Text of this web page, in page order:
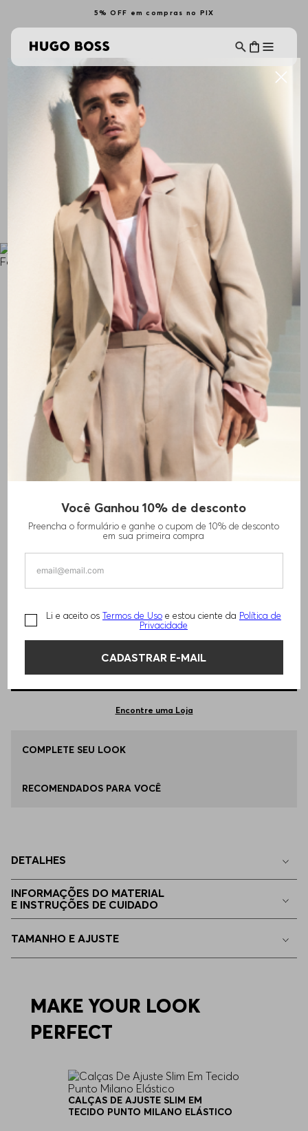
5% OFF em compras no PIX
Você Ganhou 10% de desconto
Preencha o formulário e ganhe o cupom de 10% de desconto
em sua primeira compra
Li e aceito os Termos de Uso e estou ciente da Política de
Privacidade
CADASTRAR E-MAIL
BLAZER SEM COLARINHO DE AJUSTE
REGULAR COM BOTÃO DE FERRAGENS
TAMANHO - Informações do Tamanho
Qual o seu Tamanho? Tabela de Tamanhos
36
42
40 Indisponível
44 Indisponível
46
ADICIONAR AO CARRINHO
Encontre uma Loja
COMPLETE SEU LOOK
RECOMENDADOS PARA VOCÊ
DETALHES
INFORMAÇÕES DO MATERIAL
E INSTRUÇÕES DE CUIDADO
TAMANHO E AJUSTE
MAKE YOUR LOOK
PERFECT
CALÇAS DE AJUSTE SLIM EM
TECIDO PUNTO MILANO ELÁSTICO